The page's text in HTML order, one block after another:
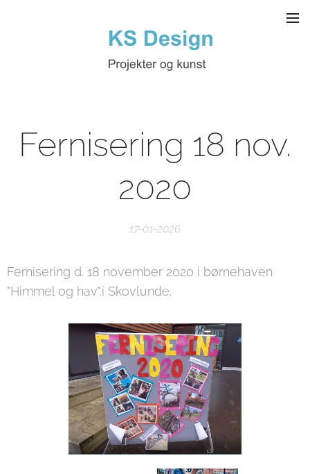
Fernisering 18 nov.
2020
17-01-2026
Fernisering d. 18 november 2020 i børnehaven
"Himmel og hav".i Skovlunde.